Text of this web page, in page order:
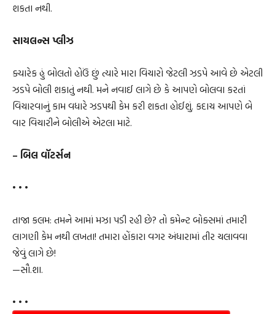
શકતા નથી.
સાયલન્સ પ્લીઝ
ક્યારેક હું બોલતો હોઉં છું ત્યારે મારા વિચારો જેટલી ઝડપે આવે છે એટલી
ઝડપે બોલી શકાતું નથી. મને નવાઈ લાગે છે કે આપણે બોલવા કરતાં
વિચારવાનું કામ વધારે ઝડપથી કેમ કરી શકતા હોઈશું. કદાચ આપણે બે
વાર વિચારીને બોલીએ એટલા માટે.
– બિલ વૉટર્સન
• • •
તાજા કલમ: તમને આમાં મઝા પડી રહી છે? તો કમેન્ટ બોક્સમાં તમારી
લાગણી કેમ નથી લખતા! તમારા હોંકારા વગર અંધારામાં તીર ચલાવવા
જેવું લાગે છે!
—સૌ.શા.
• • •